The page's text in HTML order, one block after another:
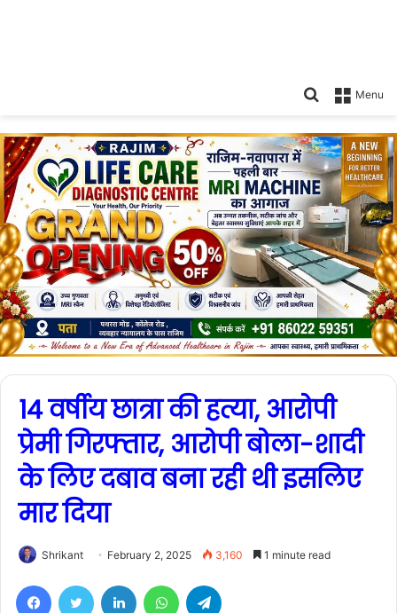
Menu
Search
14 वर्षीय छात्रा की हत्या, आरोपी
प्रेमी गिरफ्तार, आरोपी बोला-शादी
के लिए दबाव बना रही थी इसलिए
मार दिया
Shrikant February 2, 2025 3,160 1 minute read